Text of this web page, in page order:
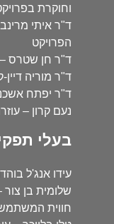
וחוקרת
ד"ר איתי
הפרויקט
ד"ר חן שטרס
ד"ר מוריה
ד"ר יפתח
נעם קרון –
בעלי
עידו אנג'ל
שלומית בן
חווית